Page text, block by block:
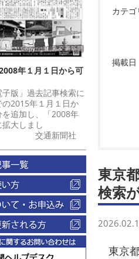
年１月１日から可
版」過去記事検索に
2015年１月１日か
追加し、「2008年
大しまし
新聞社
カテゴ
掲載日
東京
検索
東京都